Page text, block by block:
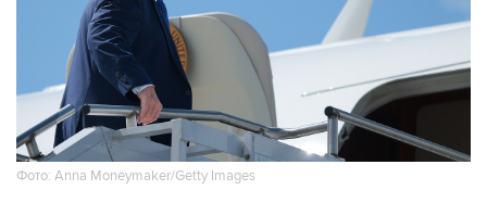
Фото: Anna Moneymaker/Getty Images